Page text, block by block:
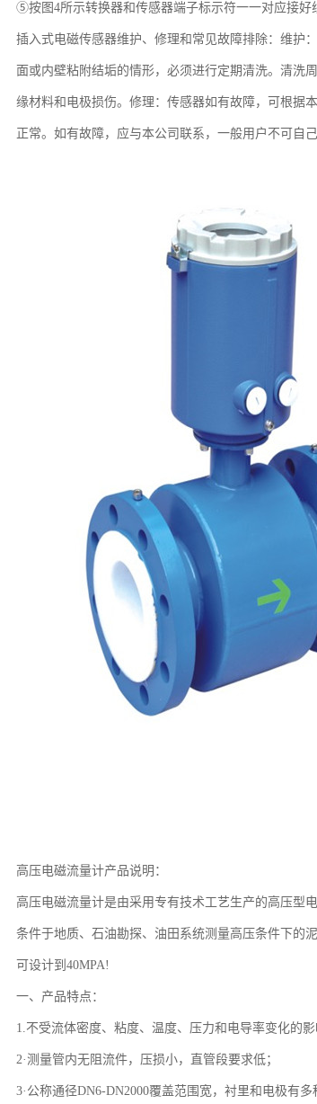
⑤按图4所示转换器和传感器端子标示符一一对应接好
插入式电磁传感器维护、修理和常见故障排除：维护
面或内壁粘附结垢的情形，必须进行定期清洗。清洗
缘材料和电极损伤。修理：传感器如有故障，可根据
正常。如有故障，应与本公司联系，一般用户不可自
高压电磁流量计产品说明：
高压电磁流量计是由采用专有技术工艺生产的高压型
条件于地质、石油勘探、油田系统测量高压条件下的
可设计到40MPA!
一、产品特点：
1.不受流体密度、粘度、温度、压力和电导率变化的
2·测量管内无阻流件，压损小，直管段要求低；
3·公称通径DN6-DN2000覆盖范围宽，衬里和电极有